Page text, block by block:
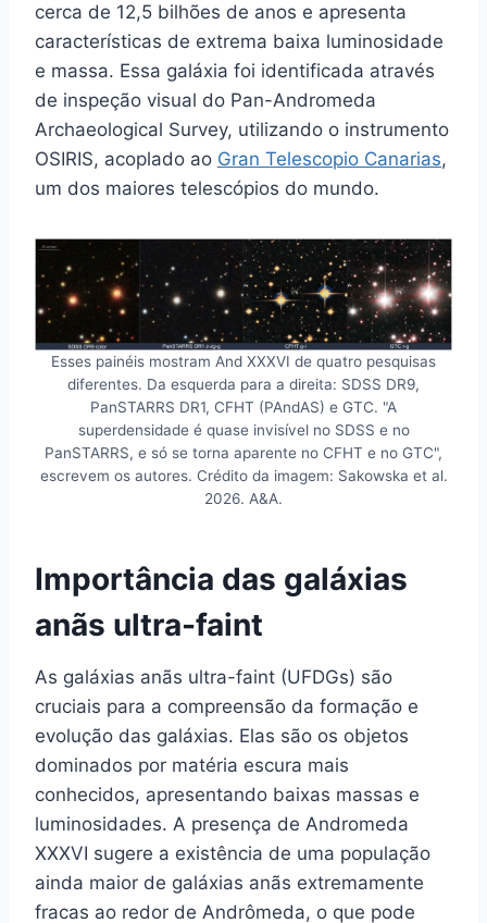
cerca de 12,5 bilhões de anos e apresenta
características de extrema baixa luminosidade
e massa. Essa galáxia foi identificada através
de inspeção visual do Pan-Andromeda
Archaeological Survey, utilizando o instrumento
OSIRIS, acoplado ao Gran Telescopio Canarias,
um dos maiores telescópios do mundo.
Esses painéis mostram And XXXVI de quatro pesquisas
diferentes. Da esquerda para a direita: SDSS DR9,
PanSTARRS DR1, CFHT (PAndAS) e GTC. "A
superdensidade é quase invisível no SDSS e no
PanSTARRS, e só se torna aparente no CFHT e no GTC",
escrevem os autores. Crédito da imagem: Sakowska et al.
2026. A&A.
Importância das galáxias
anãs ultra-faint
As galáxias anãs ultra-faint (UFDGs) são
cruciais para a compreensão da formação e
evolução das galáxias. Elas são os objetos
dominados por matéria escura mais
conhecidos, apresentando baixas massas e
luminosidades. A presença de Andromeda
XXXVI sugere a existência de uma população
ainda maior de galáxias anãs extremamente
fracas ao redor de Andrômeda, o que pode